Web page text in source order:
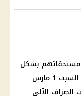
مستحقاتهم بشكل
إلكرتوني سوف يوافق الصرف رسميا يوم السبت 1 مارس
الصراف الآلي